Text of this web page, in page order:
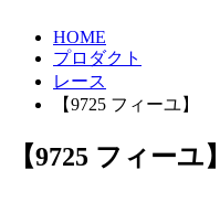
HOME
プロダクト
レース
【9725 フィーユ】
【9725 フィー